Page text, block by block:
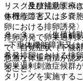
・ 〈生殖補助医療
体機能障害又は多嚢
卵における排卵誘発
排卵誘発で卵巣過剰
で、自覚症状（下腹
急激な体重増加が認
ること。
リスク及び注意すべ
を行うこと。
８．３． 〈生殖補
−下垂体機能障害又
希発排卵における排
卵巣過剰刺激症候群
タリングを実施するこ